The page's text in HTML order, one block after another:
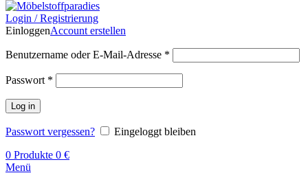
Login / Registrierung
EinloggenAccount erstellen
Benutzername oder E-Mail-Adresse *
Passwort *
Log in
Passwort vergessen?
Eingeloggt bleiben
0 Produkte 0 €
Menü